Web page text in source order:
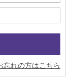
忘れの方はこちら